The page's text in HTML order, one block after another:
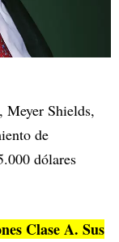
Meyer Shields,
de
dólares
Clase A. Sus